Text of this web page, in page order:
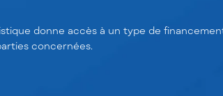
donne accès à un type de
concernées.